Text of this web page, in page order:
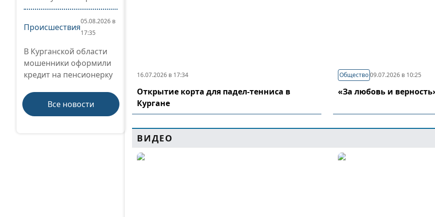
Происшествия
05.08.2026 в
17:35
В Курганской области
мошенники оформили
кредит на пенсионерку
Все новости
16.07.2026 в 17:34
Открытие корта для падел-тенниса в
Кургане
Общество 09.07.2026 в 10:25
«За любовь и
ВИДЕО